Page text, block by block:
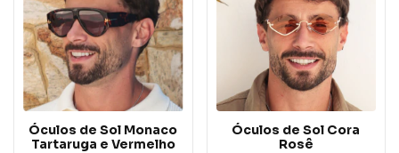
Óculos de Sol Monaco
Tartaruga e Vermelho
Óculos de Sol Cora
Rosê